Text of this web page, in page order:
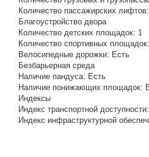
Количество пассажирских лифтов:
Благоустройство двора
Количество детских площадок: 1
Количество спортивных площадок:
Велосипедные дорожки: Есть
Безбарьерная среда
Наличие пандуса: Есть
Наличие понижающих площадок:
Индексы
Индекс транспортной доступности:
Индекс инфраструктурной